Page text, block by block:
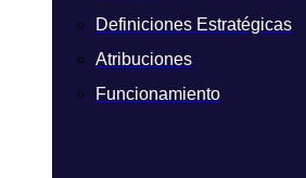
Definiciones Estratégicas
Atribuciones
Funcionamiento